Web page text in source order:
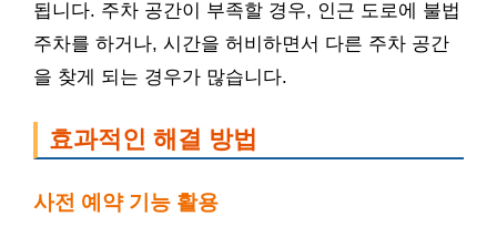
됩니다. 주차 공간이 부족할 경우, 인근 도로에 불법
주차를 하거나, 시간을 허비하면서 다른 주차 공간
을 찾게 되는 경우가 많습니다.
효과적인 해결 방법
사전 예약 기능 활용